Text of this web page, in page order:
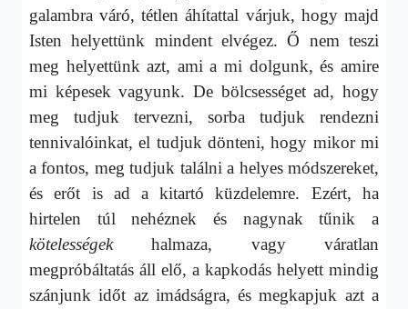
galambra váró, tétlen áhítattal várjuk, hogy majd
Isten helyettünk mindent elvégez. Ő nem teszi
meg helyettünk azt, ami a mi dolgunk, és amire
mi képesek vagyunk. De bölcsességet ad, hogy
meg tudjuk tervezni, sorba tudjuk rendezni
tennivalóinkat, el tudjuk dönteni, hogy mikor mi
a fontos, meg tudjuk találni a helyes módszereket,
és erőt is ad a kitartó küzdelemre. Ezért, ha
hirtelen túl nehéznek és nagynak tűnik a
kötelességekhalmaza, vagy váratlan
megpróbáltatás áll elő, a kapkodás helyett mindig
szánjunk időt az imádságra, és megkapjuk azt a